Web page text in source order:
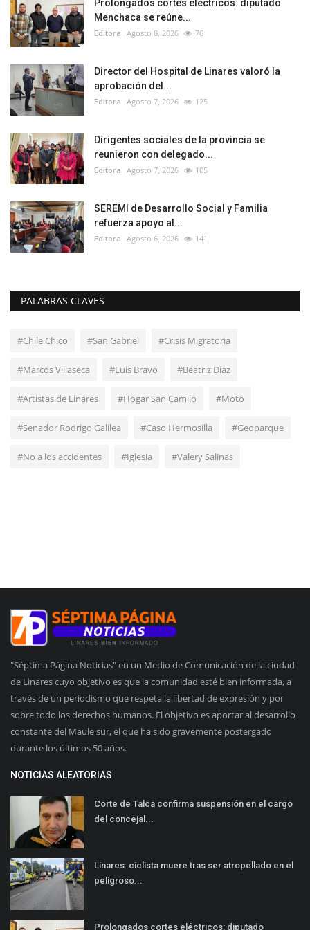
Prolongados cortes eléctricos: diputado
Menchaca se reúne...
Editora Agosto 8, 2026 76
Director del Hospital de Linares valoró la
aprobación del...
Editora Agosto 7, 2026 125
Dirigentes sociales de la provincia se
reunieron con delegado...
Editora Agosto 7, 2026 105
SEREMI de Desarrollo Social y Familia
refuerza apoyo al...
Editora Agosto 6, 2026 141
PALABRAS CLAVES
#Chile Chico #San Gabriel #Crisis Migratoria
#Marcos Villaseca #Luis Bravo #Beatriz Díaz
#Artistas de Linares #Hogar San Camilo #Moto
#Senador Rodrigo Galilea #Caso Hermosilla #Geoparque
#No a los accidentes #Iglesia #Valery Salinas
"Séptima Página Noticias" en un Medio de Comunicación de la ciudad
de Linares cuyo objetivo es que la comunidad esté bien informada, a
través de un periodismo que respeta la libertad de expresión y por
sobre todo los derechos humanos. El objetivo es aportar al desarrollo
constante del Maule sur, el que ha sido gravemente postergado
durante los últimos 50 años.
NOTICIAS ALEATORIAS
Corte de Talca confirma suspensión en el cargo
del concejal...
Linares: ciclista muere tras ser atropellado en el
peligroso...
Prolongados cortes eléctricos: diputado